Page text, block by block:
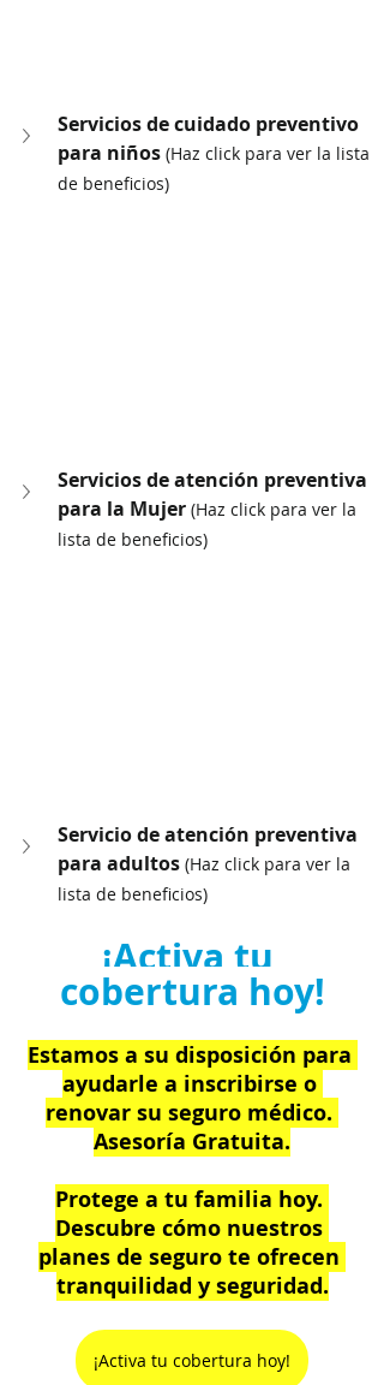
Servicios de cuidado preventivo
para niños (Haz click para ver la lista
de beneficios)
Servicios de atención preventiva
para la Mujer (Haz click para ver la
lista de beneficios)
Servicio de atención preventiva
para adultos (Haz click para ver la
lista de beneficios)
¡Activa tu
cobertura hoy!
Estamos a su disposición para
ayudarle a inscribirse o
renovar su seguro médico.
Asesoría Gratuita.
Protege a tu familia hoy.
Descubre cómo nuestros
planes de seguro te ofrecen
tranquilidad y seguridad.
¡Activa tu cobertura hoy!